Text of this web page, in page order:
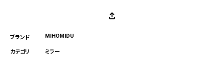
MIHOMIDU
ミラー